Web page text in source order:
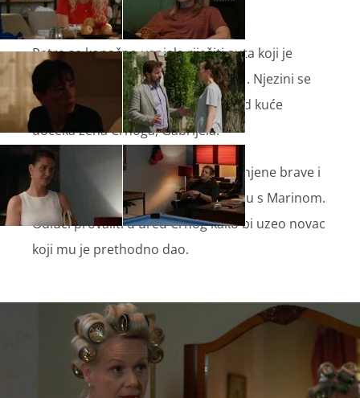
Draginu radionu.
Petra se konačno uspjela riješiti auta koji je
može povezati s Uninom nesrećom. Njezini se
problemi brzo nastavljaju kad je kod kuće
dočeka žena Crnoga, Gabrijela.
Veljko saznaje da su u kući promijenjene brave i
shvaća da brzo mora riješiti situaciju s Marinom.
Odluči provaliti u ured Crnog kako bi uzeo novac
koji mu je prethodno dao.